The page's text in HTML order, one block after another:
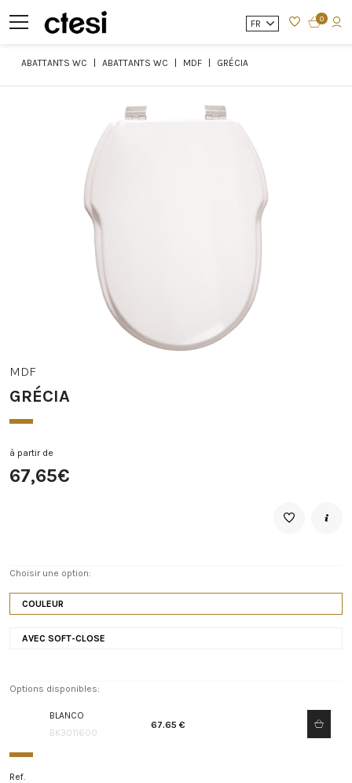
FR 0
ABATTANTS WC ABATTANTS WC MDF GRÉCIA
MDF
GRÉCIA
à partir de
67,65€
Choisir une option:
COULEUR
AVEC SOFT-CLOSE
Options disponibles:
BLANCO
BK3011600
67.65 €
Ref.